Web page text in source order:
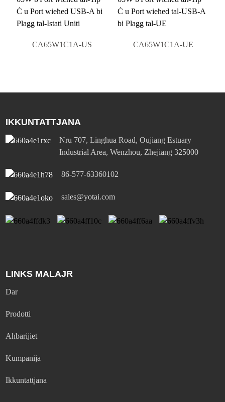
CA65W1C1A-US CA65W1C1A-UE
IKKUNTATTJANA
Nru 707, Linghua Road, Oujiang Estuary
Industrial Area, Wenzhou, Zhejiang 325000
86-577-63360102
sales@yotai.com
LINKS MALAJR
Dar
Prodotti
Aħbarijiet
Kumpanija
Ikkuntattjana